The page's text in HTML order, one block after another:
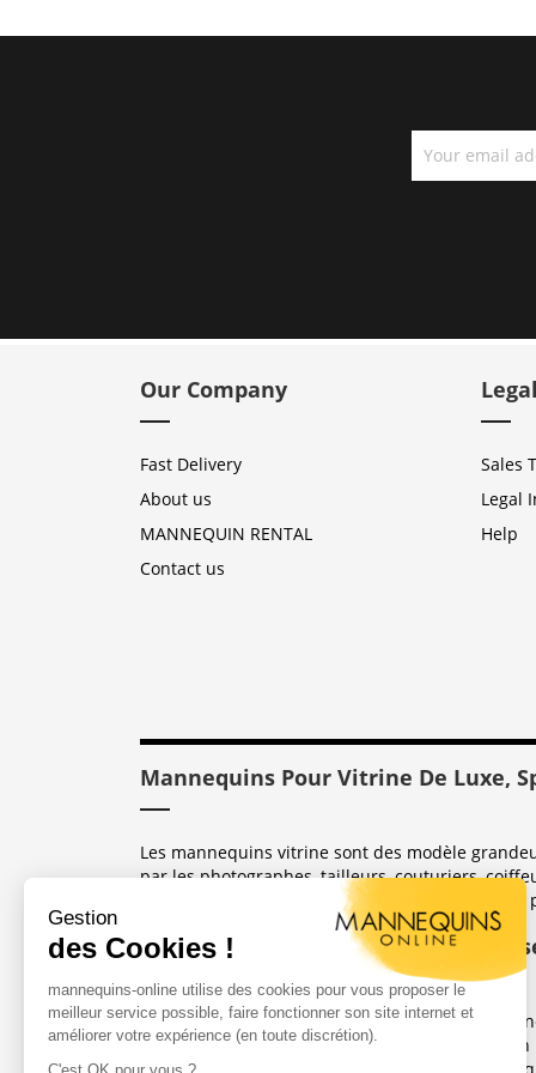
Our Company
Fast Delivery
About us
MANNEQUIN RENTAL
Contact us
Sales
Legal
Help
Mannequins Pour Vitrine De Luxe,
Les mannequins vitrine sont des modèle
par les photographes, tailleurs, couturiers,
sont dérivés des mannequins coutures
Quelle Matière De Conception
Les mannequins fabriqués par Mannequin
de verre sont plus chers que les mannequins